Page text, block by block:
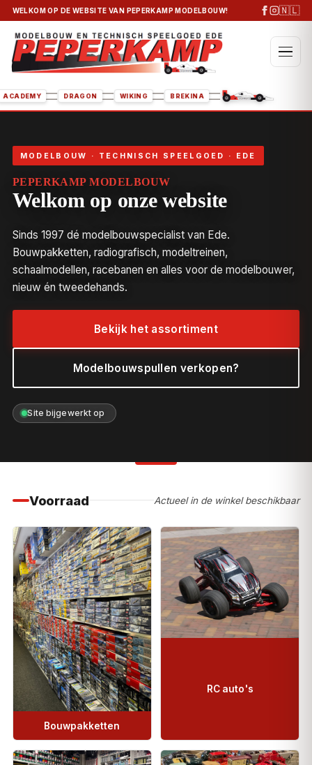
WELKOM OP DE WEBSITE VAN PEPERKAMP MODELBOUW! 🇳🇱
ACADEMY DRAGON WIKING BREKINA
MODELBOUW · TECHNISCH SPEELGOED · EDE
PEPERKAMP MODELBOUW
Welkom op onze website
Sinds 1997 dé modelbouwspecialist van Ede.
Bouwpakketten, radiografisch, modeltreinen,
schaalmodellen, racebanen en alles voor de modelbouwer,
nieuw én tweedehands.
Bekijk het assortiment
Modelbouwspullen verkopen?
Site bijgewerkt op
Voorraad Actueel in de winkel beschikbaar
Bouwpakketten
RC auto's